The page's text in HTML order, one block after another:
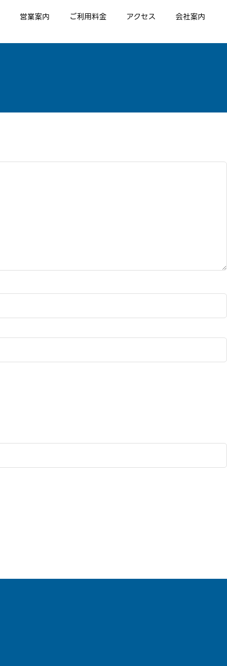
営業案内 ご利用料金 アクセス 会社案内